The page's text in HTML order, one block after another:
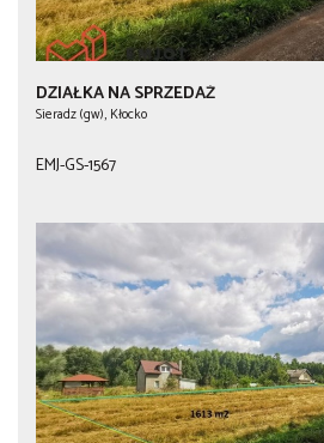
DZIAŁKA NA SPRZEDAŻ
Sieradz (gw), Kłocko
EMJ-GS-1567